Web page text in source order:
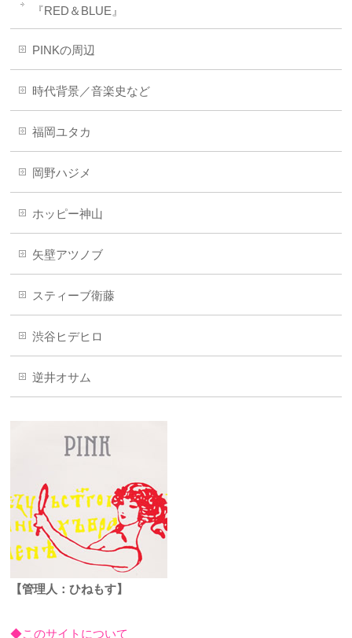
『RED＆BLUE』
PINKの周辺
時代背景／音楽史など
福岡ユタカ
岡野ハジメ
ホッピー神山
矢壁アツノブ
スティーブ衛藤
渋谷ヒデヒロ
逆井オサム
【管理人：ひねもす】
◆このサイトについて